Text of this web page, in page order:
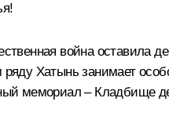
война оставила
ряду Хатынь занимает
мемориал – Кладбище